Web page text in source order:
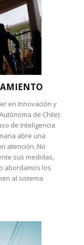
en Innovación y
de Chile):
de Inteligencia
abre una
atención. No
sus medidas,
abordamos los
al sistema